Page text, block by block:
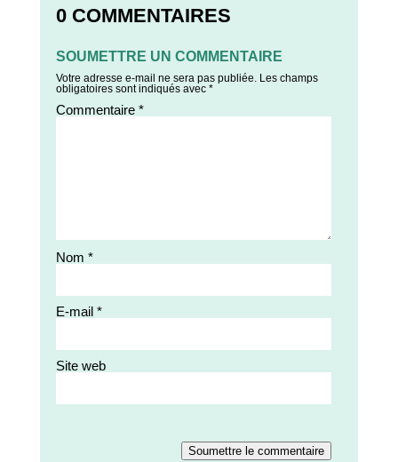
0 COMMENTAIRES
SOUMETTRE UN COMMENTAIRE
Votre adresse e-mail ne sera pas publiée. Les champs
obligatoires sont indiqués avec *
Commentaire *
Nom *
E-mail *
Site web
Soumettre le commentaire